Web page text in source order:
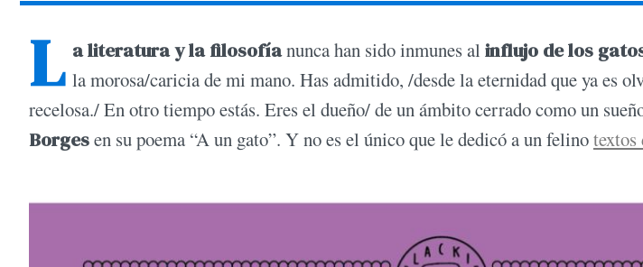
L a literatura y la filosofíanunca han sido inmunes al influjo de los
la morosa/caricia de mi mano. Has admitido, /desde la eternidad que ya es
recelosa./ En otro tiempo estás. Eres el dueño/ de un ámbito cerrado como un
Borgesen su poema “A un gato”. Y no es el único que le dedicó a un felinotextos